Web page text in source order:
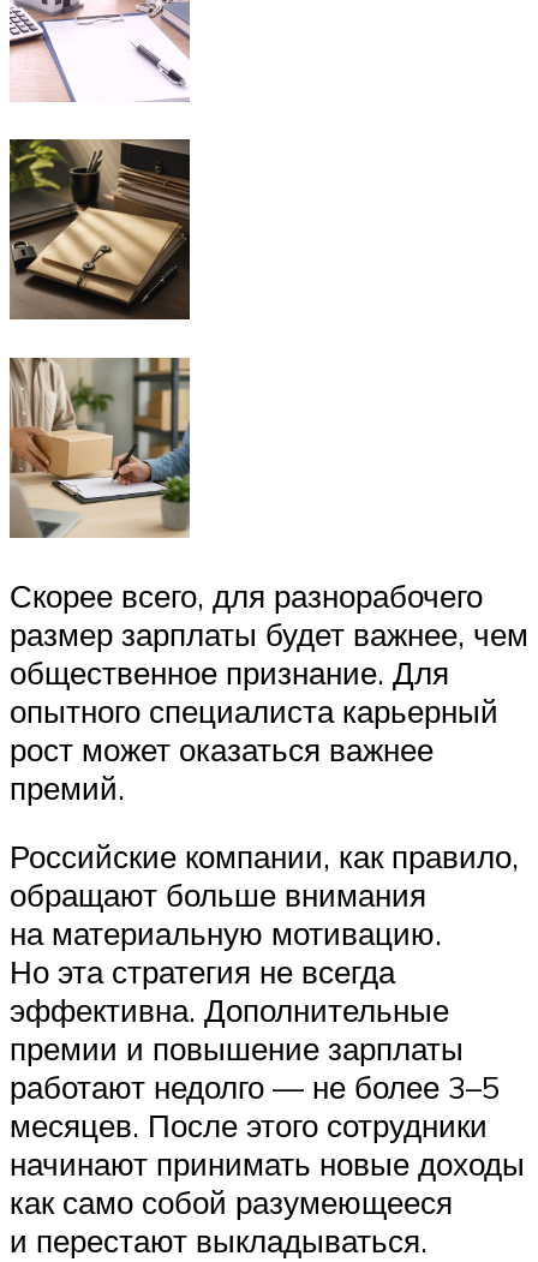
Скорее всего, для разнорабочего
размер зарплаты будет важнее, чем
общественное признание. Для
опытного специалиста карьерный
рост может оказаться важнее
премий.
Российские компании, как правило,
обращают больше внимания
на материальную мотивацию.
Но эта стратегия не всегда
эффективна. Дополнительные
премии и повышение зарплаты
работают недолго — не более 3–5
месяцев. После этого сотрудники
начинают принимать новые доходы
как само собой разумеющееся
и перестают выкладываться.